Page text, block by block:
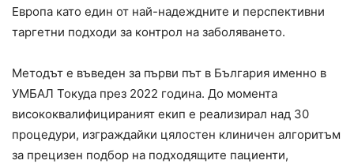
Европа като един от най-надеждните и перспективни
таргетни подходи за контрол на заболяването.
Методът е въведен за първи път в България именно в
УМБАЛ Токуда през 2022 година. До момента
висококвалифицираният екип е реализирал над 30
процедури, изграждайки цялостен клиничен алгоритъм
за прецизен подбор на подходящите пациенти,